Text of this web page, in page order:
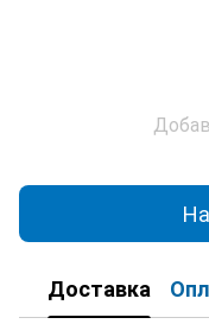
Доставка